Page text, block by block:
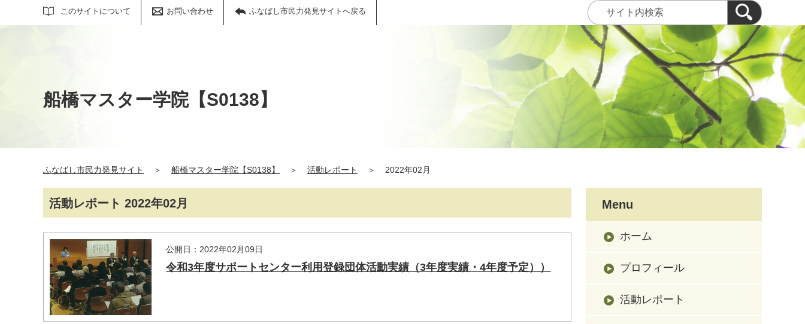
このサイトについて お問い合わせ ふなばし市民力発見サイトへ戻る
サイト内検索
船橋マスター学院【S0138】
ふなばし市民力発見サイト ＞ 船橋マスター学院【S0138】 ＞ 活動レポート ＞ 2022年02月
活動レポート 2022年02月
公開日：2022年02月09日
令和3年度サポートセンター利用登録団体活動実績（3年度実績・4年度予定））
Menu
ホーム
プロフィール
活動レポート